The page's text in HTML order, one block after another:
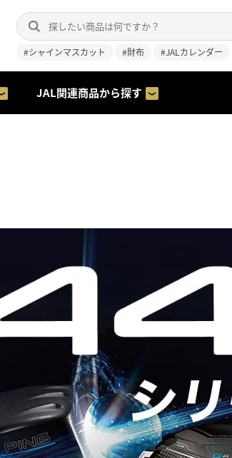
#シャインマスカット #財布 #JALカレンダー
JAL関連商品から探す